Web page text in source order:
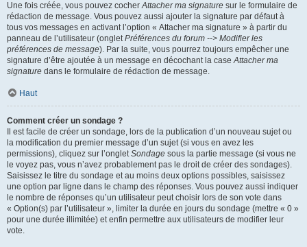
Une fois créée, vous pouvez cocherAttacher ma signature sur le formulaire de
rédaction de message. Vous pouvez aussi ajouter la signature par défaut à
tous vos messages en activant l’option « Attacher ma signature » à partir du
panneau de l’utilisateur (ongletPréférences du forum --> Modifier les
préférences de message). Par la suite, vous pourrez toujours empêcher une
signature d’être ajoutée à un message en décochant la caseAttacher ma
signature dans le formulaire de rédaction de message.
Haut
Comment créer un sondage ?
Il est facile de créer un sondage, lors de la publication d’un nouveau sujet ou
la modification du premier message d’un sujet (si vous en avez les
permissions), cliquez sur l’ongletSondage sous la partie message (si vous ne
le voyez pas, vous n’avez probablement pas le droit de créer des sondages).
Saisissez le titre du sondage et au moins deux options possibles, saisissez
une option par ligne dans le champ des réponses. Vous pouvez aussi indiquer
le nombre de réponses qu’un utilisateur peut choisir lors de son vote dans
« Option(s) par l’utilisateur », limiter la durée en jours du sondage (mettre « 0 »
pour une durée illimitée) et enfin permettre aux utilisateurs de modifier leur
vote.